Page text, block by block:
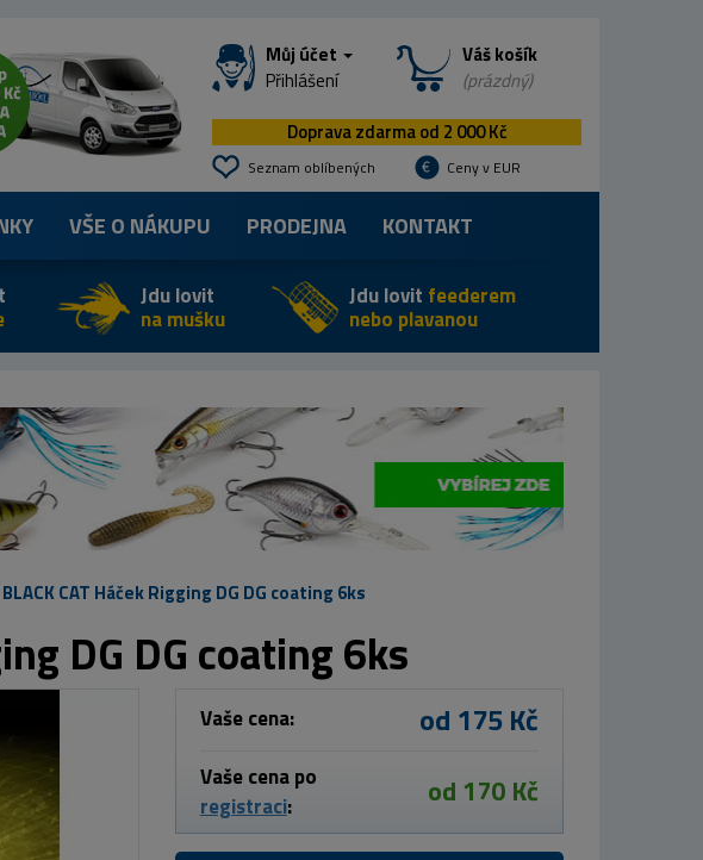
Můj účet
Přihlášení
Váš košík
(prázdný)
Doprava zdarma od 2 000 Kč
Seznam oblíbených Ceny v EUR
VŠE O NÁKUPU PRODEJNA KONTAKT
Jdu lovit
na mušku
Jdu lovit feederem
nebo plavanou
BLACK CAT Háček Rigging DG DG coating 6ks
DG DG coating 6ks
Vaše cena: od 175 Kč
Vaše cena po
registraci: od 170 Kč